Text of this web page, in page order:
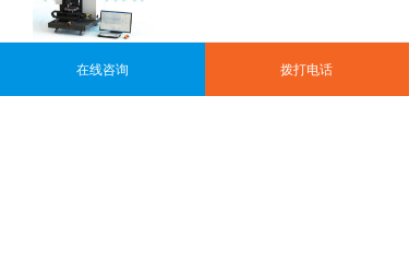
在线咨询 拨打电话